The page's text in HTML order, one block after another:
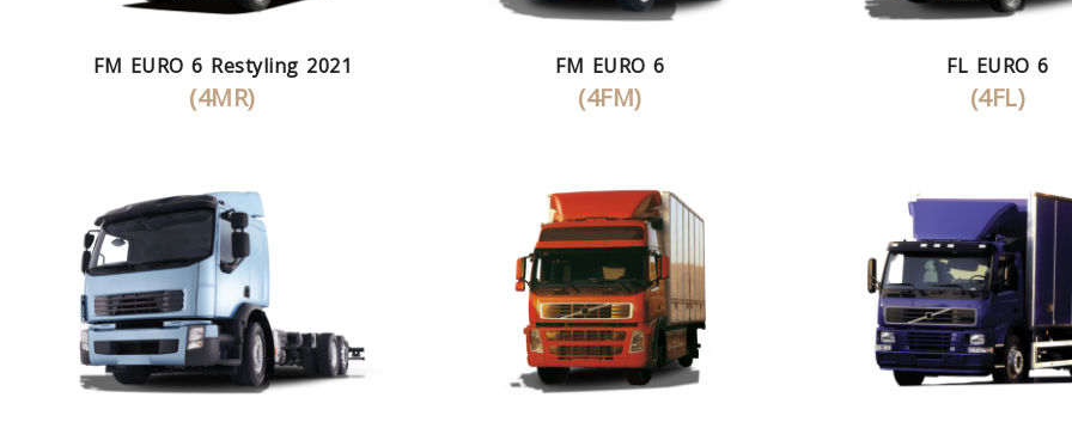
FM EURO 6 Restyling 2021
(4MR)
FM EURO 6
(4FM)
FL EURO 6
(4FL)